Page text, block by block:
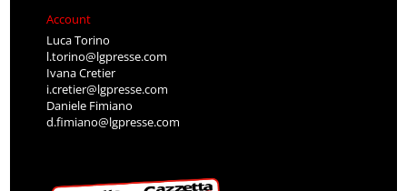
Account
Luca Torino
l.torino@lgpresse.com
Ivana Cretier
i.cretier@lgpresse.com
Daniele Fimiano
d.fimiano@lgpresse.com